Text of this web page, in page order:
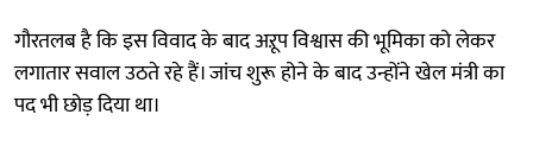
गौरतलब है कि इस विवाद के बाद अऱूप विश्वास की भूमिका को लेकर
लगातार सवाल उठते रहे हैं। जांच शुरू होने के बाद उन्होंने खेल मंत्री का
पद भी छोड़ दिया था।